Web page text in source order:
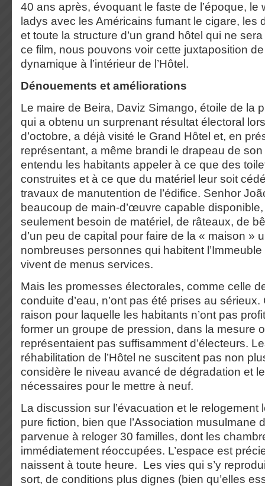
40 ans après, évoquant le faste de l’époque, le
ladys avec les Américains fumant le cigare, les
et toute la structure d’un grand hôtel qui ne
ce film, nous pouvons voir cette juxtaposition
dynamique à l’intérieur de l’Hôtel.
Dénouements et améliorations
Le maire de Beira, Daviz Simango, étoile de la
qui a obtenu un surprenant résultat électoral
d’octobre, a déjà visité le Grand Hôtel et, en
représentant, a même brandi le drapeau de
entendu les habitants appeler à ce que des
construites et à ce que du matériel leur soit
travaux de manutention de l’édifice. Senhor
beaucoup de main-d’œuvre capable
seulement besoin de matériel, de râteaux, de
d’un peu de capital pour faire de la « maison »
nombreuses personnes qui habitent
vivent de menus services.
Mais les promesses électorales, comme celle
conduite d’eau, n’ont pas été prises au sérieux.
raison pour laquelle les habitants n’ont pas
former un groupe de pression, dans la mesure
représentaient pas suffisamment d’électeurs.
réhabilitation de l’Hôtel ne suscitent pas non
considère le niveau avancé de dégradation et
nécessaires pour le mettre à neuf.
La discussion sur l’évacuation et le relogement
pure fiction, bien que l’Association musulmane
parvenue à reloger 30 familles, dont les
immédiatement réoccupées. L’espace est
naissent à toute heure. Les vies qui s’y
sort, de conditions plus dignes (bien qu’elles